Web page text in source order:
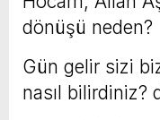
dönüşü neden?
Gün gelir sizi
nasıl bilirdiniz?